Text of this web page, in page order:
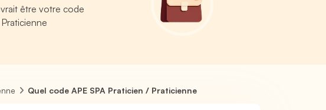
être votre code
Quel code APE SPA Praticien / Praticienne